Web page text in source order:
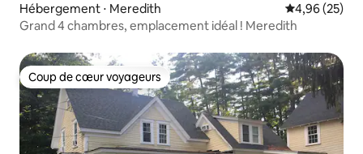
Hébergement ⋅ Meredith Évaluation
4,96 (25)
Grand 4 chambres, emplacement idéal ! Meredith
Coup de cœur voyageurs
Coup de cœur voyageurs